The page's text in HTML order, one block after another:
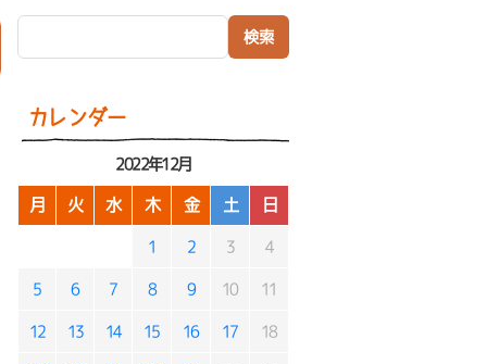
カレンダー
2022年12月
月 火 水 木 金 土 日
1 2 3 4
5 6 7 8 9 10 11
12 13 14 15 16 17 18